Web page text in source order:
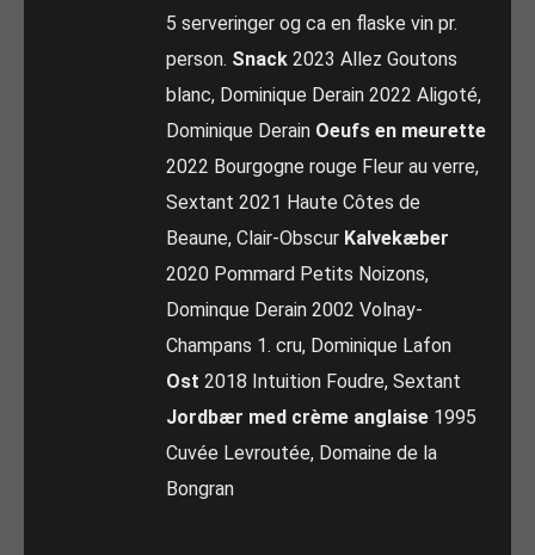
5 serveringer og ca en flaske vin pr.
person. Snack 2023 Allez Goutons
blanc, Dominique Derain 2022 Aligoté,
Dominique Derain Oeufs en meurette
2022 Bourgogne rouge Fleur au verre,
Sextant 2021 Haute Côtes de
Beaune, Clair-Obscur Kalvekæber
2020 Pommard Petits Noizons,
Dominque Derain 2002 Volnay-
Champans 1. cru, Dominique Lafon
Ost 2018 Intuition Foudre, Sextant
Jordbær med crème anglaise 1995
Cuvée Levroutée, Domaine de la
Bongran